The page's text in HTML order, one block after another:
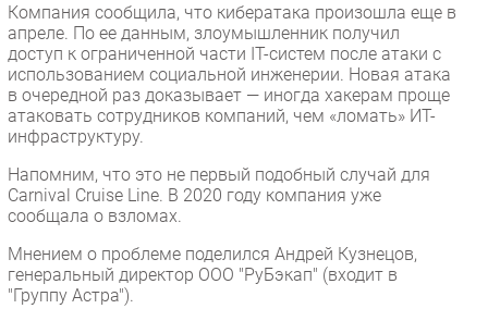
Интервью
Мероприятия
Проекты
IT класс
Тестовый стенд
Каталог компаний
Компания сообщила, что кибератака произошла еще в
апреле. По ее данным, злоумышленник получил
доступ к ограниченной части IT-систем после атаки с
использованием социальной инженерии. Новая атака
в очередной раз доказывает — иногда хакерам проще
атаковать сотрудников компаний, чем «ломать» ИТ-
инфраструктуру.
Напомним, что это не первый подобный случай для
Carnival Cruise Line. В 2020 году компания уже
сообщала о взломах.
Мнением о проблеме поделился Андрей Кузнецов,
генеральный директор ООО "РуБэкап" (входит в
"Группу Астра").